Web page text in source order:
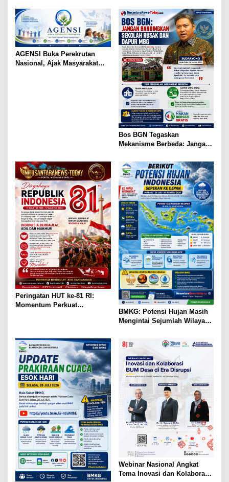
AGENSI Buka Perekrutan
Nasional, Ajak Masyarakat
Bos BGN Tegaskan
Mekanisme Berbeda: Jangan
dengan Dapur MBG
Peringatan HUT ke-81 RI:
Momentum Perkuat
BMKG: Potensi Hujan Masih
Mengintai Sejumlah Wilayah
Webinar Nasional Angkat
Tema Inovasi dan Kolaborasi